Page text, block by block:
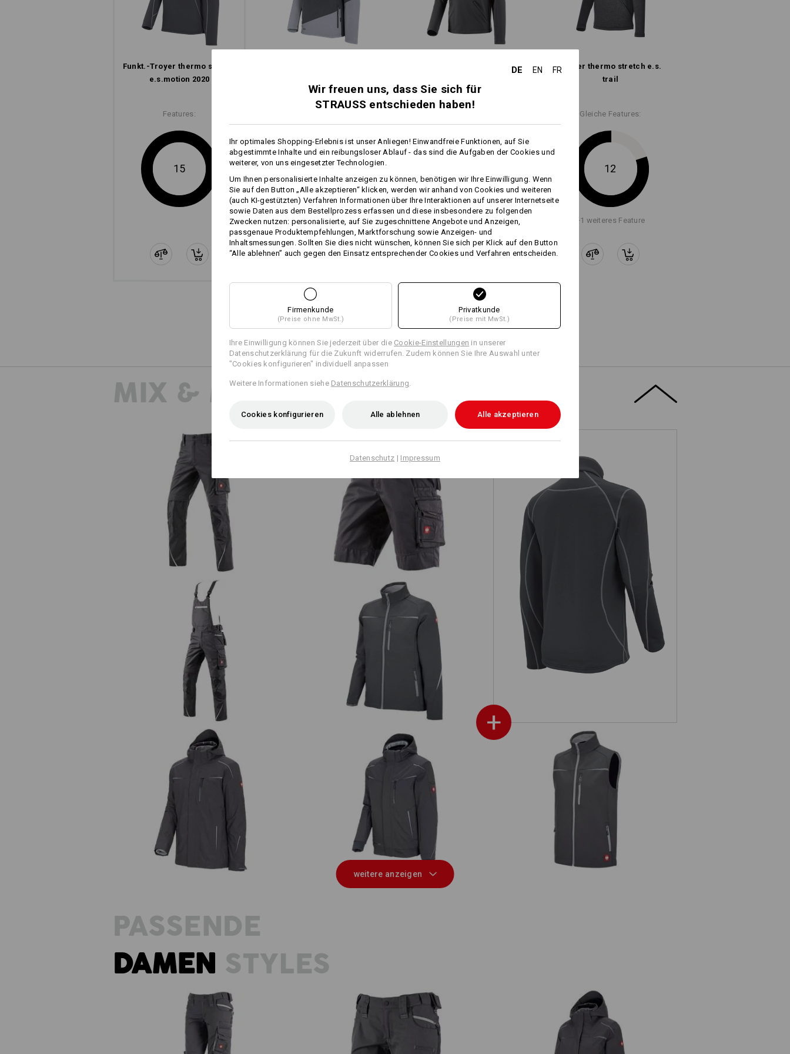
Personalisierung:
Logoservice
Funkt.-Troyer thermo stretch
e.s.​motion 2020
Features:
15
Funktions­-Troyer thermo
Troyer thermo stretch e.s.​
trail
13
+3 weitere Features +1 weiteres Feature
Gleiche Features:
12
+1 weiteres Feature
Alle Details vergleichen
MIX & MATCH
Funkt.-Troyer thermo stretch
e.s.motion 2020
+
Bundhose e.s.motion 2020 Short e.s.motion 2020
Latzhose e.s.motion 2020 Softshelljacke e.s.motion 2020
3 in 1 Funktionsjacke e.s.motion 2020,
Winter Softshelljacke e.s.motion
2020, Herren
Softshell Weste e.s.motion 2020
weitere anzeigen
PASSENDE
DAMEN STYLES
DE EN FR
Wir freuen uns, dass Sie sich für
STRAUSS entschieden haben!
Ihr optimales Shopping-Erlebnis ist unser Anliegen! Einwandfreie Funktionen, auf Sie
abgestimmte Inhalte und ein reibungsloser Ablauf - das sind die Aufgaben der Cookies und
weiterer, von uns eingesetzter Technologien.
Um Ihnen personalisierte Inhalte anzeigen zu können, benötigen wir Ihre Einwilligung. Wenn
Sie auf den Button „Alle akzeptieren“ klicken, werden wir anhand von Cookies und weiteren
(auch KI-gestützten) Verfahren Informationen über Ihre Interaktionen auf unserer Internetseite
sowie Daten aus dem Bestellprozess erfassen und diese insbesondere zu folgenden
Zwecken nutzen: personalisierte, auf Sie zugeschnittene Angebote und Anzeigen,
passgenaue Produktempfehlungen, Marktforschung sowie Anzeigen- und
Inhaltsmessungen. Sollten Sie dies nicht wünschen, können Sie sich per Klick auf den Button
“Alle ablehnen” auch gegen den Einsatz entsprechender Cookies und Verfahren entscheiden.
Firmenkunde
(Preise ohne MwSt.)
Privatkunde
(Preise mit MwSt.)
Ihre Einwilligung können Sie jederzeit über die Cookie-Einstellungen in unserer
Datenschutzerklärung für die Zukunft widerrufen. Zudem können Sie Ihre Auswahl unter
"Cookies konfigurieren" individuell anpassen
Weitere Informationen siehe Datenschutzerklärung
Cookies konfigurieren Alle ablehnen Alle akzeptieren
Datenschutz | Impressum